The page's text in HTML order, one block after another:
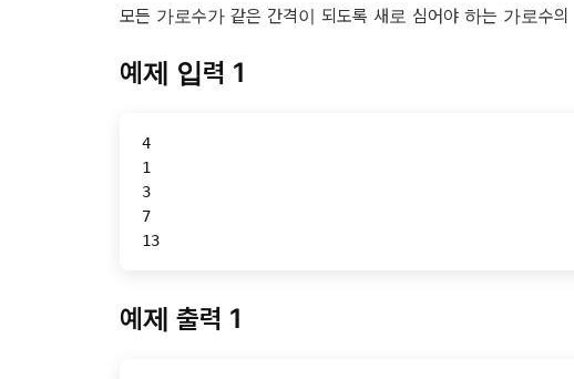
모든 가로수가 같은 간격이 되도록 새로 심어야 하는 가로수
예제 입력 1
4
1
3
7
13
예제 출력 1